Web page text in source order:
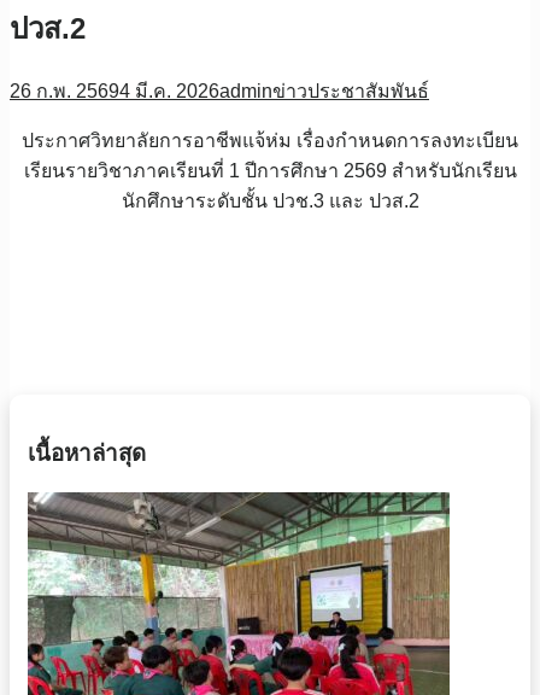
ปวส.2
26 ก.พ. 25694 มี.ค. 2026adminข่าวประชาสัมพันธ์
ประกาศวิทยาลัยการอาชีพแจ้ห่ม เรื่องกำหนดการลงทะเบียน
เรียนรายวิชาภาคเรียนที่ 1 ปีการศึกษา 2569 สำหรับนักเรียน
นักศึกษาระดับชั้น ปวช.3 และ ปวส.2
เนื้อหาล่าสุด